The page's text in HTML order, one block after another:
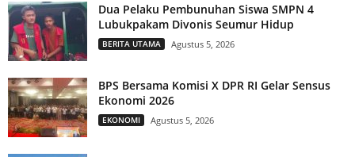
Dua Pelaku Pembunuhan Siswa SMPN 4
Lubukpakam Divonis Seumur Hidup
BERITA UTAMA Agustus 5, 2026
BPS Bersama Komisi X DPR RI Gelar Sensus
Ekonomi 2026
EKONOMI Agustus 5, 2026